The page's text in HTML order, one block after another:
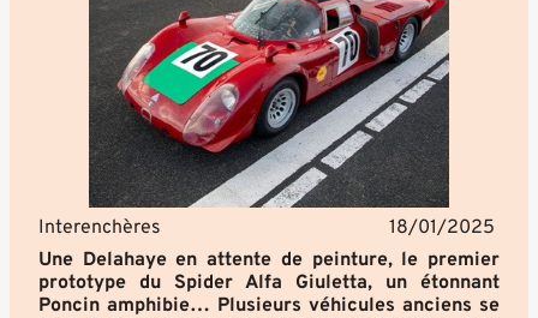
Interenchères
18/01/2025
Une Delahaye en attente de peinture, le premier
prototype du Spider Alfa Giuletta, un étonnant
Poncin amphibie… Plusieurs véhicules anciens se